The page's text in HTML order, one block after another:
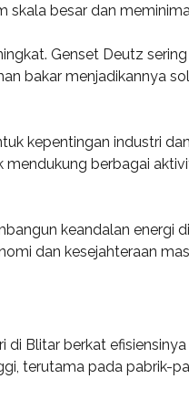
besar dan
Genset Deutz
bakar menjadikannya
kepentingan industri
berbagai
keandalan energi
dan kesejahteraan
Blitar berkat
terutama pada pabrik-